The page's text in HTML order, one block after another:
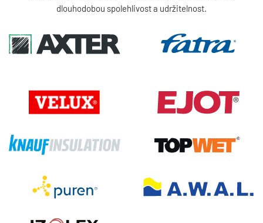
dlouhodobou spolehlivost a udržitelnost.